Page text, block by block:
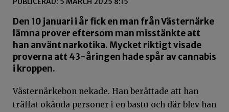
Den 10 januari i år fick en man från Västernärke
lämna prover eftersom man misstänkte att
han använt narkotika. Mycket riktigt visade
proverna att 43-åringen hade spår av cannabis
i kroppen.
Västernärkebon nekade. Han berättade att han
träffat okända personer i en bastu och där blev han